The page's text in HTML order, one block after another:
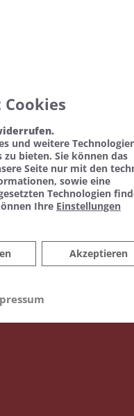
und weitere
bieten. Sie können das
Seite nur mit den
sowie eine
Technologien
Ihre Einstellungen
Akzeptieren